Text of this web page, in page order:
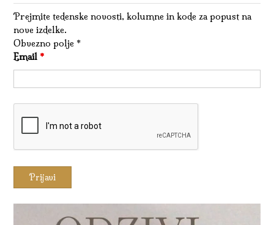
Prejmite tedenske novosti, kolumne in kode za popust na
nove izdelke.
Obvezno polje *
Email *